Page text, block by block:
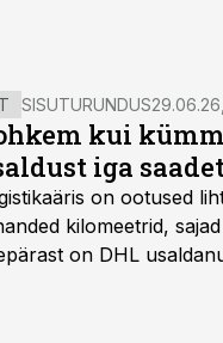
SISUTURUNDUS
kui
iga
on ootused
kilomeetrid,
on DHL